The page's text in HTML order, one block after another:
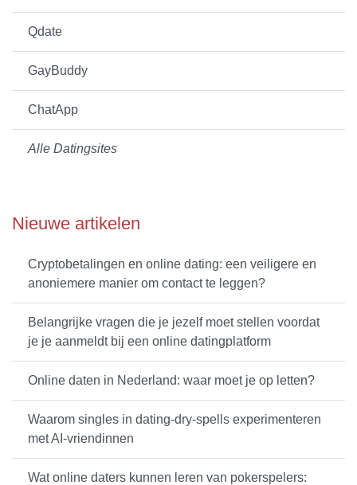
Qdate
GayBuddy
ChatApp
Alle Datingsites
Nieuwe artikelen
Cryptobetalingen en online dating: een veiligere en
anoniemere manier om contact te leggen?
Belangrijke vragen die je jezelf moet stellen voordat
je je aanmeldt bij een online datingplatform
Online daten in Nederland: waar moet je op letten?
Waarom singles in dating-dry-spells experimenteren
met AI-vriendinnen
Wat online daters kunnen leren van pokerspelers: